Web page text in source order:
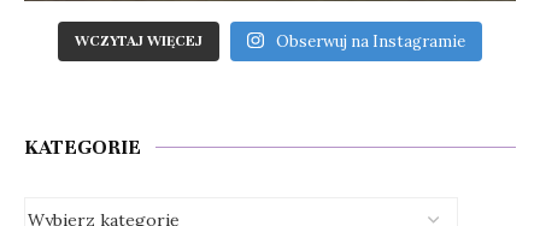
WCZYTAJ WIĘCEJ Obserwuj na Instagramie
KATEGORIE